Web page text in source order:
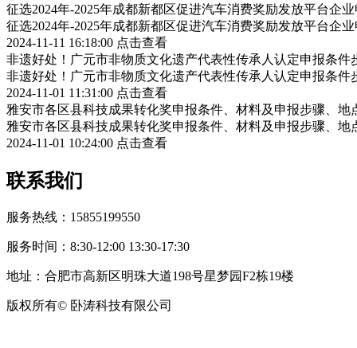
征选2024年-2025年成都新都区促进汽车消费奖励发放平台企
征选2024年-2025年成都新都区促进汽车消费奖励发放平台企
2024-11-11 16:18:00 点击查看
非遗好处！广元市非物质文化遗产代表性传承人认定申报条件
非遗好处！广元市非物质文化遗产代表性传承人认定申报条件
2024-11-01 11:31:00 点击查看
雅安市各区县科技成果转化奖申报条件、材料及申报步骤、地
雅安市各区县科技成果转化奖申报条件、材料及申报步骤、地
2024-11-01 10:24:00 点击查看
联系我们
服务热线：15855199550
服务时间：8:30-12:00 13:30-17:30
地址：合肥市高新区明珠大道198号星梦园F2栋19楼
版权所有© 卧涛科技有限公司